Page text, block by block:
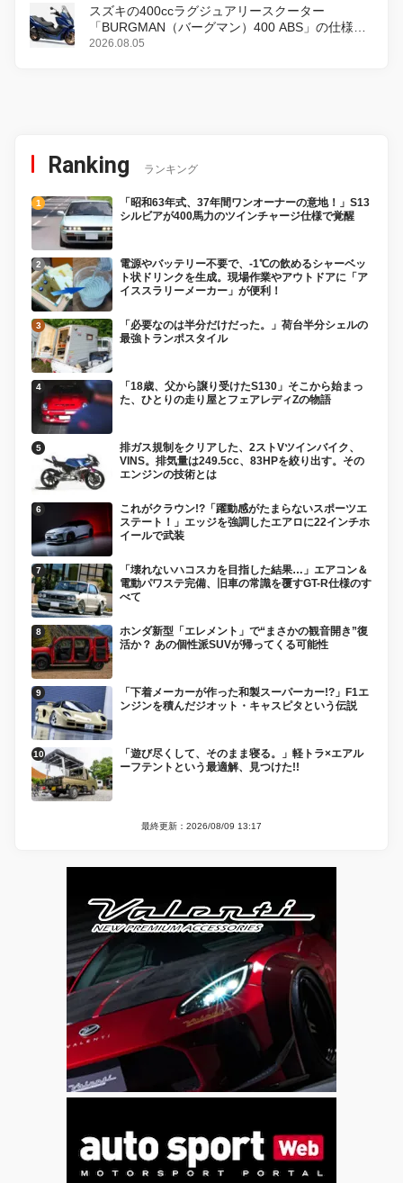
スズキの400ccラグジュアリースクーター
「BURGMAN（バーグマン）400 ABS」の仕様を
変更し、8月18日に発売
2026.08.05
Ranking ランキング
「昭和63年式、37年間ワンオーナーの意地！」S13
シルビアが400馬力のツインチャージ仕様で覚醒
電源やバッテリー不要で、-1℃の飲めるシャーベッ
ト状ドリンクを生成。現場作業やアウトドアに「ア
イススラリーメーカー」が便利！
「必要なのは半分だけだった。」荷台半分シェルの
最強トランポスタイル
「18歳、父から譲り受けたS130」そこから始まっ
た、ひとりの走り屋とフェアレディZの物語
排ガス規制をクリアした、2ストVツインバイク、
VINS。排気量は249.5cc、83HPを絞り出す。その
エンジンの技術とは
これがクラウン!?「躍動感がたまらないスポーツエ
ステート！」エッジを強調したエアロに22インチホ
イールで武装
「壊れないハコスカを目指した結果…」エアコン＆
電動パワステ完備、旧車の常識を覆すGT-R仕様のす
べて
ホンダ新型「エレメント」で“まさかの観音開き”復
活か？ あの個性派SUVが帰ってくる可能性
「下着メーカーが作った和製スーパーカー!?」F1エ
ンジンを積んだジオット・キャスピタという伝説
「遊び尽くして、そのまま寝る。」軽トラ×エアル
ーフテントという最適解、見つけた!!
最終更新：2026/08/09 13:17